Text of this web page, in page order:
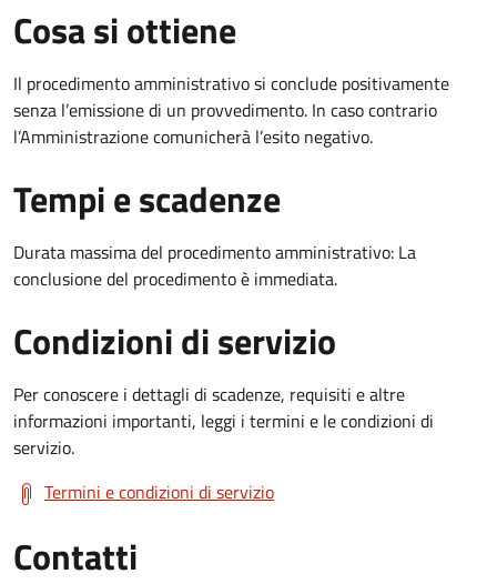
Cosa si ottiene
Il procedimento amministrativo si conclude positivamente
senza l’emissione di un provvedimento. In caso contrario
l’Amministrazione comunicherà l’esito negativo.
Tempi e scadenze
Durata massima del procedimento amministrativo: La
conclusione del procedimento è immediata.
Condizioni di servizio
Per conoscere i dettagli di scadenze, requisiti e altre
informazioni importanti, leggi i termini e le condizioni di
servizio.
Termini e condizioni di servizio
Contatti